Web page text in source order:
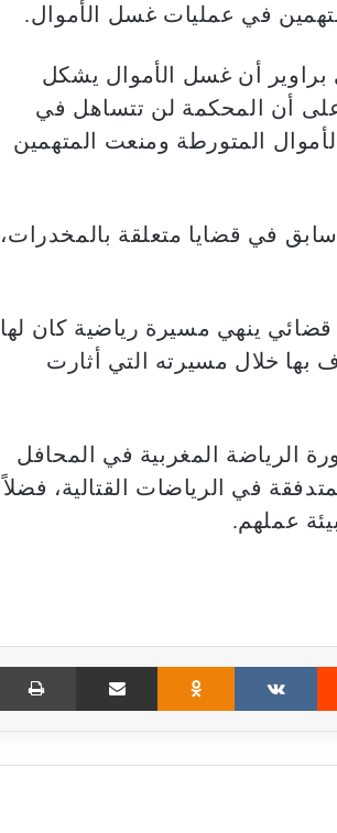
في عمليات غسل الأموال.
أن غسل الأموال يشكل
أن المحكمة لن تتساهل في
المتورطة ومنعت المتهمين
في قضايا متعلقة بالمخدرات،
ينهي مسيرة رياضية كان لها
خلال مسيرته التي أثارت
الرياضة المغربية في المحافل
في الرياضات القتالية، فضلاً
عملهم.
Reddit
VKontakte
Odnoklassniki
Share via Email